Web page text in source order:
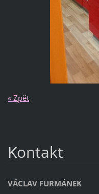
« Zpět
Kontakt
VÁCLAV FURMÁNEK